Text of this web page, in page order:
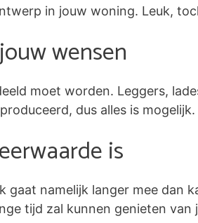
in jouw woning. Leuk,
wensen
moet worden. Leggers,
dus alles is mogelijk.
is
gaat namelijk langer mee dan
tijd zal kunnen genieten van